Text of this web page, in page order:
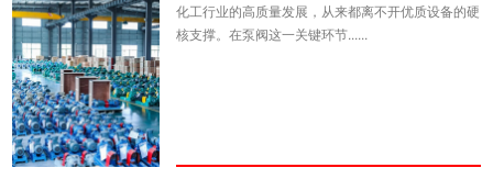
化工行业的高质量发展，从来都离不开优质设备的硬
核支撑。在泵阀这一关键环节......